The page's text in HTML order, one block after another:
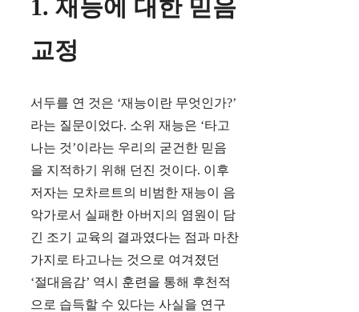
1. 재능에 대한 믿음
교정
서두를 연 것은 ‘재능이란 무엇인가?’
라는 질문이었다. 소위 재능은 ‘타고
나는 것’이라는 우리의 굳건한 믿음
을 지적하기 위해 던진 것이다. 이후
저자는 모차르트의 비범한 재능이 음
악가로서 실패한 아버지의 염원이 담
긴 조기 교육의 결과였다는 점과 마찬
가지로 타고나는 것으로 여겨졌던
‘절대음감’ 역시 훈련을 통해 후천적
으로 습득할 수 있다는 사실을 연구